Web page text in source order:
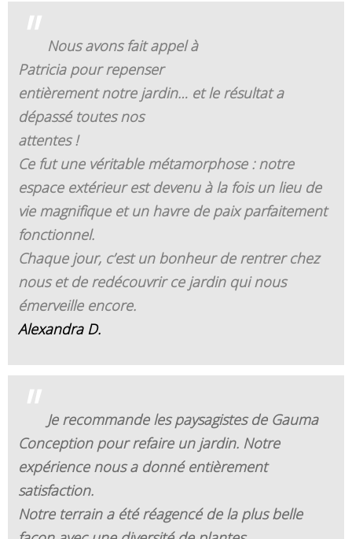
" Nous avons fait appel à
Patricia pour repenser
entièrement notre jardin… et le résultat a
dépassé toutes nos
attentes !
Ce fut une véritable métamorphose : notre
espace extérieur est devenu à la fois un lieu de
vie magnifique et un havre de paix parfaitement
fonctionnel.
Chaque jour, c’est un bonheur de rentrer chez
nous et de redécouvrir ce jardin qui nous
émerveille encore.
Alexandra D.
" Je recommande les paysagistes de Gauma
Conception pour refaire un jardin. Notre
expérience nous a donné entièrement
satisfaction.
Notre terrain a été réagencé de la plus belle